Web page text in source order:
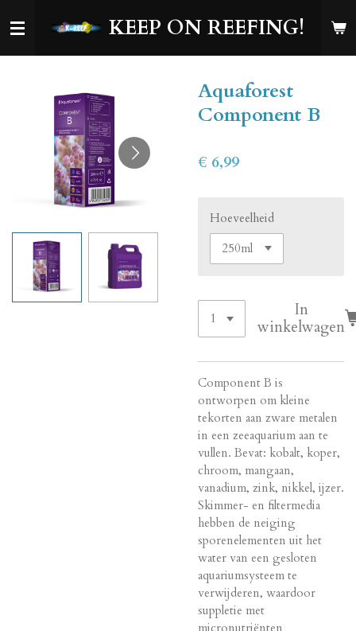
direct
KEEP ON REEFING!
Aquaforest
Component B
€ 6,99
Hoeveelheid
In
winkelwagen
Component B is
ontworpen om kleine
tekorten aan zware metalen
in een zeeaquarium aan te
vullen. Bevat: kobalt, koper,
chroom, mangaan,
vanadium, zink, nikkel, ijzer.
Skimmer- en filtermedia
hebben de neiging
sporenelementen uit het
water van een gesloten
aquariumsysteem te
verwijderen, waardoor
suppletie met
micronutriënten